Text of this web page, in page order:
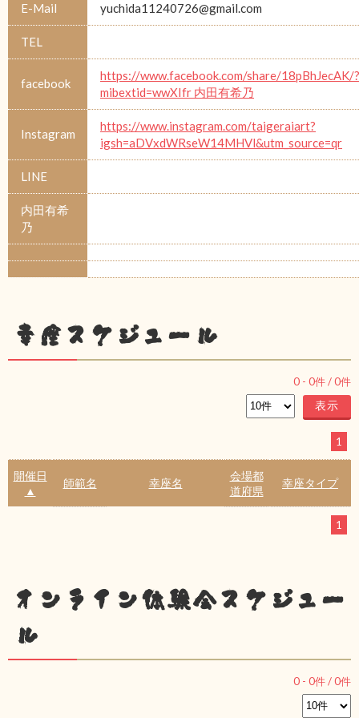
E-Mail yuchida11240726@gmail.com
TEL
facebook
https://www.facebook.com/share/18pBhJecAK/?
mibextid=wwXIfr 内田有希乃
Instagram
https://www.instagram.com/taigeraiart?
igsh=aDVxdWRseW14MHVl&utm_source=qr
LINE
内田有希
乃
幸座スケジュール
0 - 0件 /0件
1
開催日
▲
師範名 幸座名
会場都
道府県
幸座タイプ
1
オンライン体験会スケジュー
ル
0 - 0件 /0件